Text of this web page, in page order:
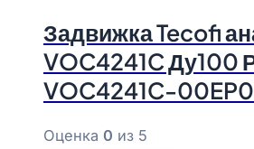
Задвижка Tecofi
VOC4241C Ду100
VOC4241C-
Оценка 0 из 5